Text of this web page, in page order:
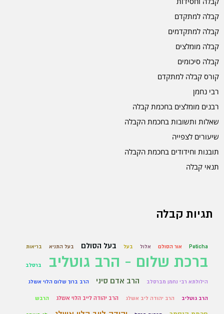
קבלה למתקדם
קבלה למתקדמים
קבלה מומלצים
קבלה סיכומים
קורס קבלה למתקדם
רבי נחמן
רבנים מומלצים בחכמת קבלה
שאלות ותשובות בחכמת הקבלה
שיעורים לצפייה
תובנות וחידודים בחכמת הקבלה
תנאי קבלה
תגיות קבלה
Peticha אור הסולם אלול בעל בעל הסולם בעל התניא בריאות
ברכת שלום - הרב גוטליב ברסלב
הילולתא רבי נחמן מברסלב הרב אדם סיני הרב ברוך שלום הלוי אשלג
הרב גוטליב הרב יהודה ליב אשלג הרב יהודה לייב הלוי אשלג הרבש